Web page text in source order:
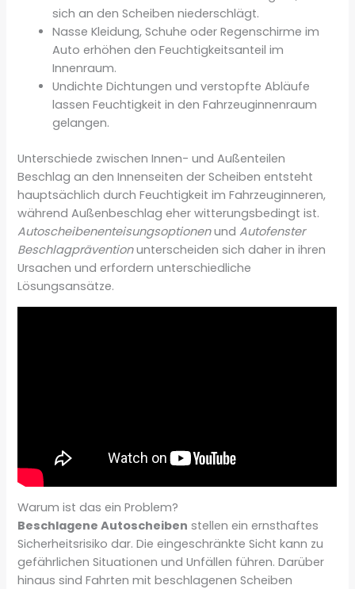
sich an den Scheiben niederschlägt.
Nasse Kleidung, Schuhe oder Regenschirme im
Auto erhöhen den Feuchtigkeitsanteil im
Innenraum.
Undichte Dichtungen und verstopfte Abläufe
lassen Feuchtigkeit in den Fahrzeuginnenraum
gelangen.
Unterschiede zwischen Innen- und Außenteilen
Beschlag an den Innenseiten der Scheiben entsteht
hauptsächlich durch Feuchtigkeit im Fahrzeuginneren,
während Außenbeschlag eher witterungsbedingt ist.
AutoscheibenenteisungsoptionenundAutofenster
Beschlagpräventionunterscheiden sich daher in ihren
Ursachen und erfordern unterschiedliche
Lösungsansätze.
Warum ist das ein Problem?
Beschlagene Autoscheiben stellen ein ernsthaftes
Sicherheitsrisiko dar. Die eingeschränkte Sicht kann zu
gefährlichen Situationen und Unfällen führen. Darüber
hinaus sind Fahrten mit beschlagenen Scheiben